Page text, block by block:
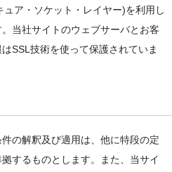
ア・ソケット・レイヤー)を利用し
当社サイトのウェブサーバとお客
SSL技術を使って保護されていま
の解釈及び適用は、他に特段の定
するものとします。また、当サイ